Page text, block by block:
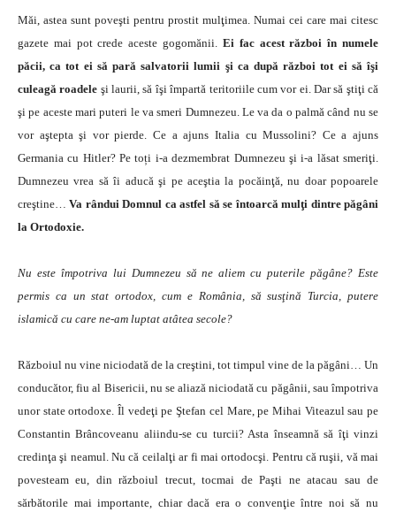
Măi, astea sunt poveşti pentru prostit mulţimea. Numai cei care mai citesc
gazete mai pot crede aceste gogomănii. Ei fac acest război în numele
păcii, ca tot ei să pară salvatorii lumii şi ca după război tot ei să îşi
culeagă roadele şi laurii, să îşi împartă teritoriile cum vor ei. Dar să ştiţi că
şi pe aceste mari puteri le va smeri Dumnezeu. Le va da o palmă când nu se
vor aştepta şi vor pierde. Ce a ajuns Italia cu Mussolini? Ce a ajuns
Germania cu Hitler? Pe toți i-a dezmembrat Dumnezeu şi i-a lăsat smeriţi.
Dumnezeu vrea să îi aducă şi pe aceştia la pocăinţă, nu doar popoarele
creştine…Va rândui Domnul ca astfel să se întoarcă mulţi dintre păgâni
la Ortodoxie.
Nu este împotriva lui Dumnezeu să ne aliem cu puterile păgâne? Este
permis ca un stat ortodox, cum e România, să susţină Turcia, putere
islamică cu care ne-am luptat atâtea secole?
Războiul nu vine niciodată de la creştini, tot timpul vine de la păgâni… Un
conducător, fiu al Bisericii, nu se aliază niciodată cu păgânii, sau împotriva
unor state ortodoxe. Îl vedeţi pe Ştefan cel Mare, pe Mihai Viteazul sau pe
Constantin Brâncoveanu aliindu-se cu turcii? Asta înseamnă să îţi vinzi
credinţa şi neamul. Nu că ceilalţi ar fi mai ortodocşi. Pentru că ruşii, vă mai
povesteam eu, din războiul trecut, tocmai de Paşti ne atacau sau de
sărbătorile mai importante, chiar dacă era o convenţie între noi să nu